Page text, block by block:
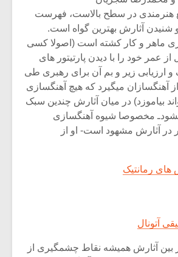
هنرمندی در سطح بالاست، فهرست
و شنیدن آثارش بهترین گواه است.
ماهر و کار کشته است (اصولا کسی
از ۵۰ سال از عمر خود را با دیدن پارتیتور های
و ارزیابی زیر و بم آن برای رهبری طی
آهنگسازان میگیرد که هیچ آهنگسازی
بیاموزد) در میان آثارش چندین سبک
مخصوصا شیوه آهنگسازی
در آثارش مشهود است- او از
های رمانتیک
آتونال
بین آثارش همیشه نقاط چشمگیری از
و نیم»
نمی توانی
باشی،
ترین باش
سکانسی